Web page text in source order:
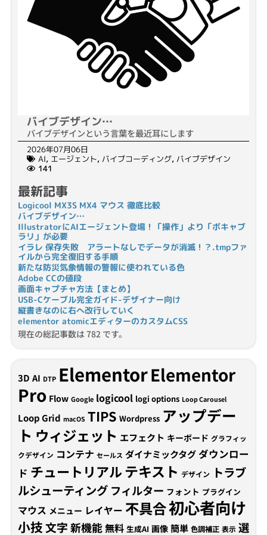
バイブデザイン…
バイブデザインという言葉を最近耳にします
2026年07月06日
AI, エージェント, バイブコーディング, バイブデザイン
141
最新記事
Logicool MX3S MX4 マウス 徹底比較
バイブデザイン…
IllustratorにAIエージェント登場！「操作」より「ボキャブ
ラリ」が必要
イラレ 保存失敗 アラートなしでデータが消滅！？.tmpファ
イルから完全復旧する手順
新たな防災気象情報の警報に使われている色
Adobe CCの値段
画面キャプチャ方法【まとめ】
USB-Cケーブル完全ガイド-デザイナー向け
縦書きなのに右へ改行していく
elementor atomicエディターのカスタムCSS
現在の総記事数は 782 です。
3D AI DTP ElementorElementor
Pro Flow Google logicool logi options Loop Carousel
Loop Grid macOS TIPS Wordpress アップデー
ト ウィジェット エフェクト キーボード グラフィッ
クデザイン コンテナ セールス ダイナミックタグダウンロー
ド チュートリアルテキスト デザイン トラブ
ルシューティング フィルター フォント プラグイン
マウス メニュー レイヤー 不具合初心者向け
小技文字新機能無料 生成AI 画像 簡単 色調補正 表示 選